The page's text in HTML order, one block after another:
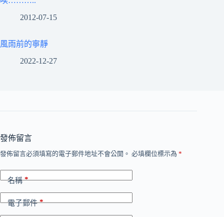
2012-07-15
風雨前的寧靜
2022-12-27
發佈留言
發佈留言必須填寫的電子郵件地址不會公開。 必填欄位標示為 *
名稱*
電子郵件*